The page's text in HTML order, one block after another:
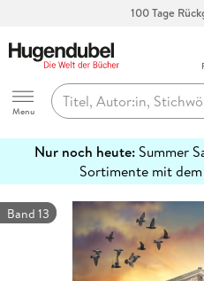
100 Tage
Hugendubel
Menu
Nur noch heute: Summer
Sortimente mit
erfahren
Band 13